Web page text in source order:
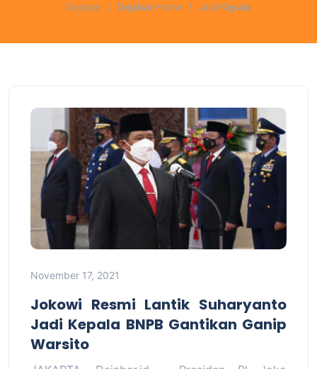
Dejabar Dejabar Home Jadi Kepala
November 17, 2021
Jokowi Resmi Lantik Suharyanto
Jadi Kepala BNPB Gantikan Ganip
Warsito